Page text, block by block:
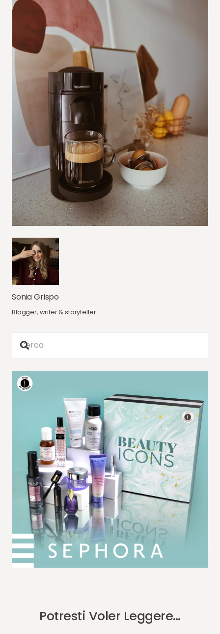
Sonia Grispo
Blogger, writer & storyteller.
Potresti Voler Leggere…